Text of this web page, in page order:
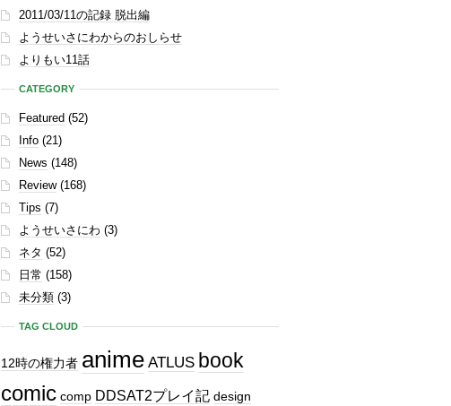
2011/03/11の記録 脱出編
ようせいさにわからのおしらせ
よりもい11話
CATEGORY
Featured (52)
Info (21)
News (148)
Review(168)
Tips (7)
ようせいさにわ (3)
ネタ (52)
日常 (158)
未分類 (3)
TAG CLOUD
12時の権力者 anime ATLUS book
comic comp DDSAT2プレイ記 design